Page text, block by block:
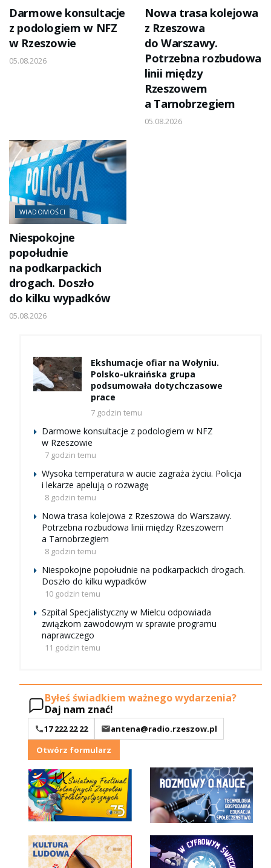
Darmowe konsultacje
z podologiem w NFZ
w Rzeszowie
05.08.2026
Nowa trasa kolejowa
z Rzeszowa
do Warszawy.
Potrzebna rozbudowa
linii między
Rzeszowem
a Tarnobrzegiem
05.08.2026
WIADOMOŚCI
Niespokojne
popołudnie
na podkarpackich
drogach. Doszło
do kilku wypadków
05.08.2026
Ekshumacje ofiar na Wołyniu.
Polsko-ukraińska grupa
podsumowała dotychczasowe
prace
7 godzin temu
Darmowe konsultacje z podologiem w NFZ
w Rzeszowie
7 godzin temu
Wysoka temperatura w aucie zagraża życiu. Policja
i lekarze apelują o rozwagę
8 godzin temu
Nowa trasa kolejowa z Rzeszowa do Warszawy.
Potrzebna rozbudowa linii między Rzeszowem
a Tarnobrzegiem
8 godzin temu
Niespokojne popołudnie na podkarpackich drogach.
Doszło do kilku wypadków
10 godzin temu
Szpital Specjalistyczny w Mielcu odpowiada
związkom zawodowym w sprawie programu
naprawczego
11 godzin temu
Byłeś świadkiem ważnego wydarzenia?
Daj nam znać!
17 222 22 22
antena@radio.rzeszow.pl
Otwórz formularz